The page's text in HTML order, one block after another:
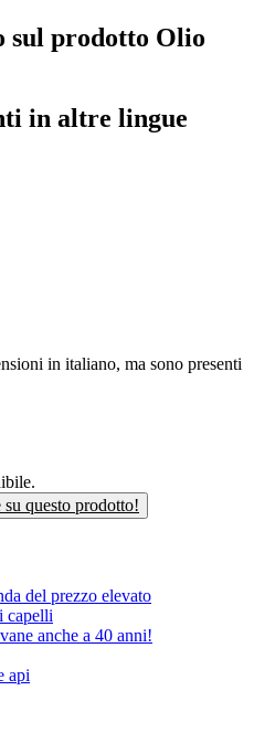
sul prodotto Olio
in altre lingue
in italiano, ma sono presenti
questo prodotto!
del prezzo elevato
capelli
anche a 40 anni!
api